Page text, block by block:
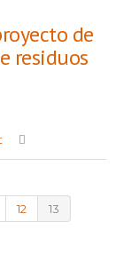
de
residuos
12 13